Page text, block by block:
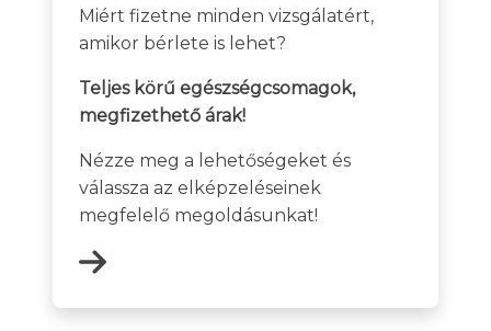
Miért fizetne minden vizsgálatért,
amikor bérlete is lehet?
Teljes körű egészségcsomagok,
megfizethető árak!
Nézze meg a lehetőségeket és
válassza az elképzeléseinek
megfelelő megoldásunkat!